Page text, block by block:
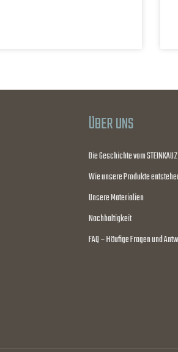
ÜBER UNS
Die Geschichte vom STEINKAUZ
Wie unsere Produkte
Unsere Materialien
Nachhaltigkeit
FAQ – Häufige Fragen und